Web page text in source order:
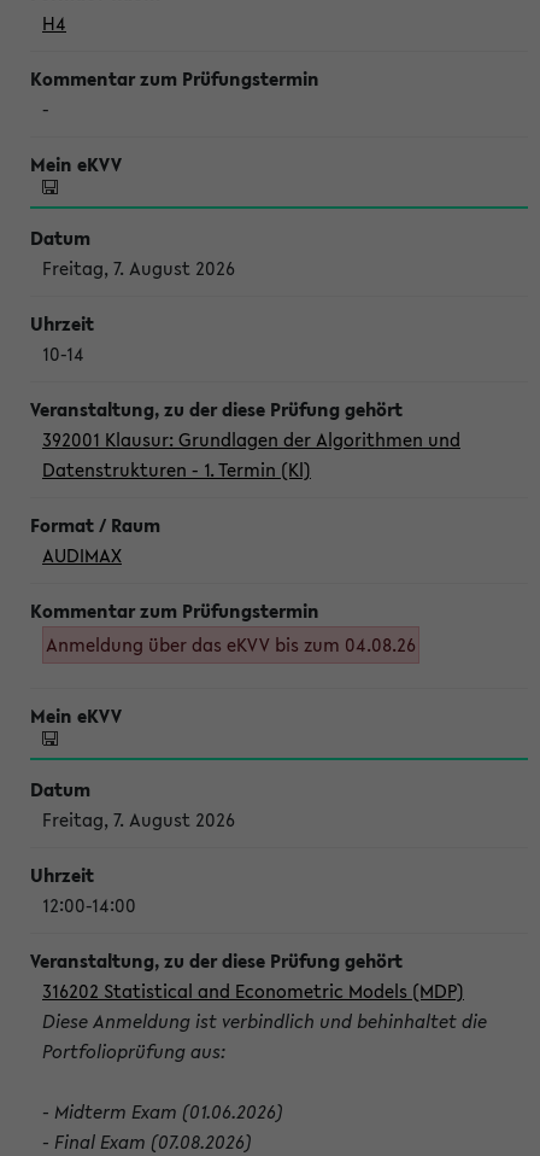
H4
-
Freitag, 7. August 2026
10-14
392001 Klausur: Grundlagen der Algorithmen und
Datenstrukturen - 1. Termin (Kl)
AUDIMAX
Anmeldung über das eKVV bis zum 04.08.26
Freitag, 7. August 2026
12:00-14:00
316202 Statistical and Econometric Models (MDP)
Diese Anmeldung ist verbindlich und behinhaltet die
Portfolioprüfung aus:
- Midterm Exam (01.06.2026)
- Final Exam (07.08.2026)